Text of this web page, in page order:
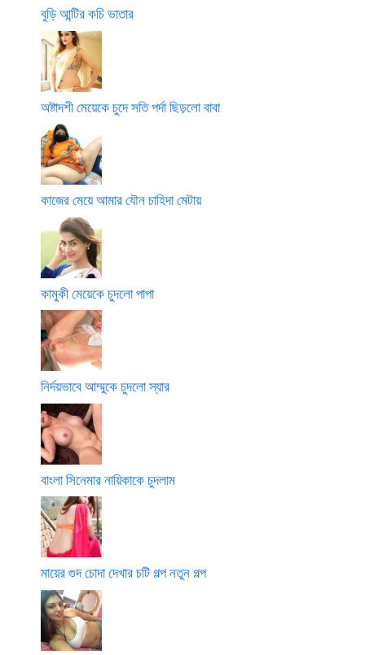
বুড়ি আন্টির কচি ভাতার
অষ্টাদশী মেয়েকে চুদে সতি পর্দা ছিড়লো বাবা
কাজের মেয়ে আমার যৌন চাহিদা মেটায়
কামুকী মেয়েকে চুদলো পাপা
নির্দয়ভাবে আম্মুকে চুদলো স্যার
বাংলা সিনেমার নায়িকাকে চুদলাম
মায়ের গুদ চোদা দেখার চটি গল্প নতুন গল্প